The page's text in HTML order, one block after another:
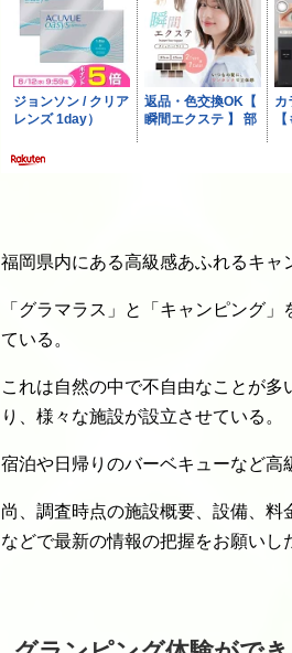
福岡県内にある高級感あふれるキャ
「グラマラス」と「キャンピング
ている。
これは自然の中で不自由なことが
り、様々な施設が設立させている。
宿泊や日帰りのバーベキューなど高
尚、調査時点の施設概要、設備、
などで最新の情報の把握をお願いし